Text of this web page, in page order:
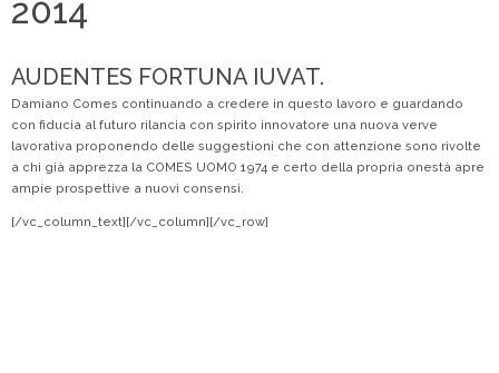
2014
AUDENTES FORTUNA IUVAT.
Damiano Comes continuando a credere in questo lavoro e guardando
con fiducia al futuro rilancia con spirito innovatore una nuova verve
lavorativa proponendo delle suggestioni che con attenzione sono rivolte
a chi già apprezza la COMES UOMO 1974 e certo della propria onestà apre
ampie prospettive a nuovi consensi.
[/vc_column_text][/vc_column][/vc_row]